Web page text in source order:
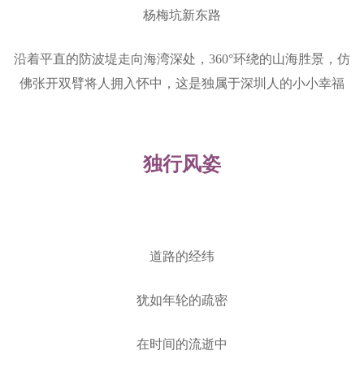
杨梅坑新东路
沿着平直的防波堤走向海湾深处，360°环绕的山海胜景，仿
佛张开双臂将人拥入怀中，这是独属于深圳人的小小幸福
独行风姿
道路的经纬
犹如年轮的疏密
在时间的流逝中